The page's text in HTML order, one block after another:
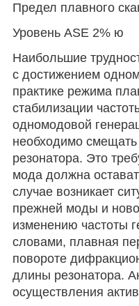
Предел плавного
Уровень ASE 2% ю
Наибольшие
с достижением
практике режима
стабилизации
одномодовой
необходимо
резонатора. Это
мода должна
случае возникает
прежней моды и
изменению частоты
словами, плавная
повороте
длины резонатора.
осуществления